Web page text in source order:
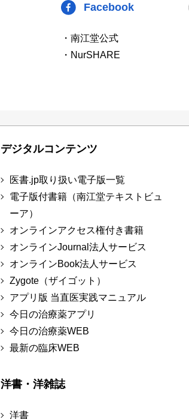
Facebook
・南江堂公式
・NurSHARE
デジタルコンテンツ
医書.jp取り扱い電子版一覧
電子版付書籍（南江堂テキストビュ
ーア）
オンラインアクセス権付き書籍
オンラインJournal法人サービス
オンラインBook法人サービス
Zygote（ザイゴット）
アプリ版 当直医実践マニュアル
今日の治療薬アプリ
今日の治療薬WEB
最新の臨床WEB
洋書・洋雑誌
洋書